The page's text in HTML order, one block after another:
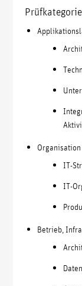
IT-
IT-
Betrieb,